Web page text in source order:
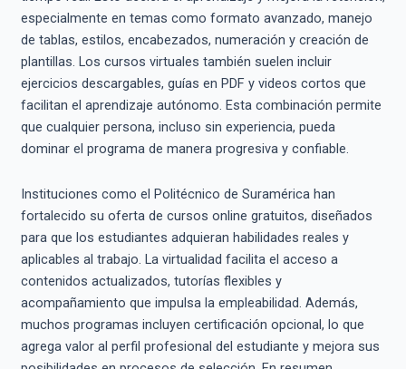
especialmente en temas como formato avanzado, manejo
de tablas, estilos, encabezados, numeración y creación de
plantillas. Los cursos virtuales también suelen incluir
ejercicios descargables, guías en PDF y videos cortos que
facilitan el aprendizaje autónomo. Esta combinación permite
que cualquier persona, incluso sin experiencia, pueda
dominar el programa de manera progresiva y confiable.
Instituciones como el Politécnico de Suramérica han
fortalecido su oferta de cursos online gratuitos, diseñados
para que los estudiantes adquieran habilidades reales y
aplicables al trabajo. La virtualidad facilita el acceso a
contenidos actualizados, tutorías flexibles y
acompañamiento que impulsa la empleabilidad. Además,
muchos programas incluyen certificación opcional, lo que
agrega valor al perfil profesional del estudiante y mejora sus